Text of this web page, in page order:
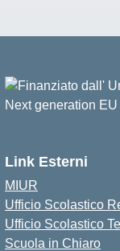
Link Esterni
MIUR
Ufficio Scolastico
Ufficio Scolastico
Scuola in Chiaro